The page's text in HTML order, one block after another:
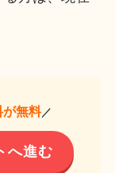
無料／
へ進む